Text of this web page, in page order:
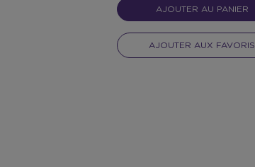
AJOUTER AU PANIER
AJOUTER AUX FAVORIS